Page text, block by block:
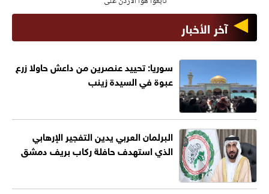
آخر الأخبار
سوريا: تحييد عنصرين من داعش حاولا زرع
عبوة في السيدة زينب
البرلمان العربي يدين التفجير الإرهابي
الذي استهدف حافلة ركاب بريف دمشق